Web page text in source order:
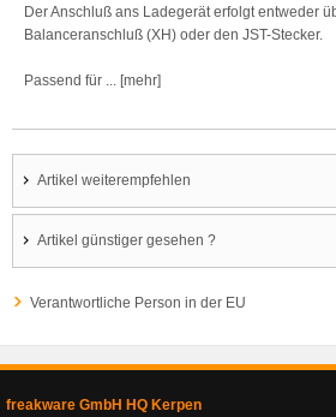
Der Anschluß ans Ladegerät erfolgt entweder
Balanceranschluß (XH) oder den JST-Stecker.
Passend für ... [mehr]
Artikel weiterempfehlen
Artikel günstiger gesehen ?
Verantwortliche Person in der EU
freakware GmbH HQ Kerpen